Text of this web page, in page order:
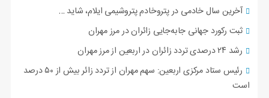
آخرین سال خادمی در پتروخادم پتروشیمی ایلام، شاید …
ثبت رکورد جهانی جابه‌جایی زائران در مرز مهران
رشد ۲۴ درصدی تردد زائران در اربعین از مرز مهران
رئیس ستاد مرکزی اربعین: سهم مهران از تردد زائر بیش از ۵۰ درصد
است